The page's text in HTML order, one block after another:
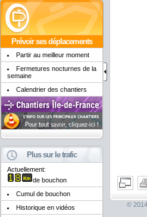
Prévoir ses déplacements
Partir au meilleur moment
Fermetures nocturnes de la
semaine
Calendrier des chantiers
Plus sur le trafic
Actuellement:
de bouchon
Cumul de bouchon
Historique en vidéos
©